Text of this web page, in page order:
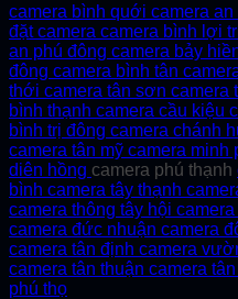
camera bình quới camera an
đặt camera camera bình lợi
an phú đông camera bảy
đông camera bình tân
thới camera tân sơn camera
bình thạnh camera cầu kiệu
bình trị đông camera chánh
camera tân mỹ camera minh
diên hồng camera phú thạnh
bình camera tây thạnh
camera thông tây hội
camera đức nhuận camera
camera tân định camera
camera tân thuận camera
phú thọ